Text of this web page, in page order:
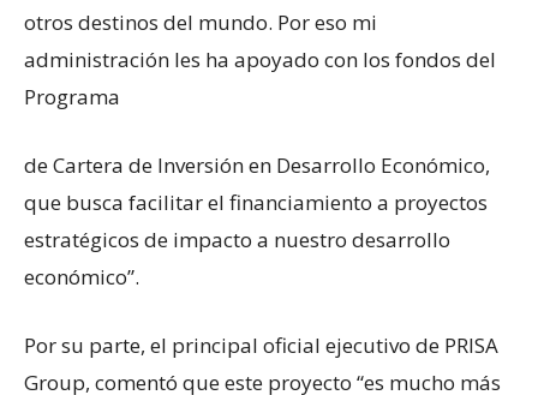
otros destinos del mundo. Por eso mi
administración les ha apoyado con los fondos del
Programa
de Cartera de Inversión en Desarrollo Económico,
que busca facilitar el financiamiento a proyectos
estratégicos de impacto a nuestro desarrollo
económico”.
Por su parte, el principal oficial ejecutivo de PRISA
Group, comentó que este proyecto “es mucho más